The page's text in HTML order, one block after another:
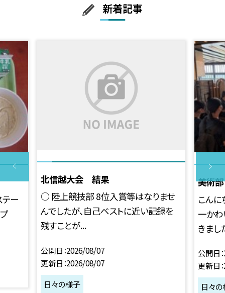
新着記事
テー
北信越大会 結果
○ 陸上競技部 8位入賞等はなりませ
んでしたが、自己ベストに近い記録を
残すことが...
公開日 2026/08/07
更新日 2026/08/07
日々の様子
美術
こんに
一か
きまし
公開日
更新日
日々